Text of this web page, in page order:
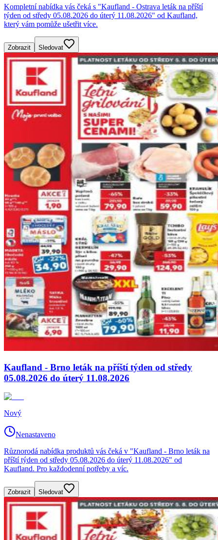
Kompletní nabídka vás čeká s "Kaufland - Ostrava leták na příští
týden od středy 05.08.2026 do úterý 11.08.2026" od Kaufland,
který vám pomůže ušetřit více.
Zobrazit Sledovat
Kaufland - Brno leták na příští týden od středy
05.08.2026 do úterý 11.08.2026
Nový
Nenastaveno
Různorodá nabídka produktů vás čeká v "Kaufland - Brno leták na
příští týden od středy 05.08.2026 do úterý 11.08.2026" od
Kaufland. Pro každodenní potřeby a víc.
Zobrazit Sledovat